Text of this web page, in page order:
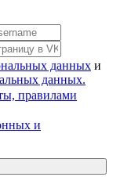
данных и
данных.
правилами
и